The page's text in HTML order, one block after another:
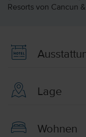
Resorts von Cancun
Lage
Wohnen